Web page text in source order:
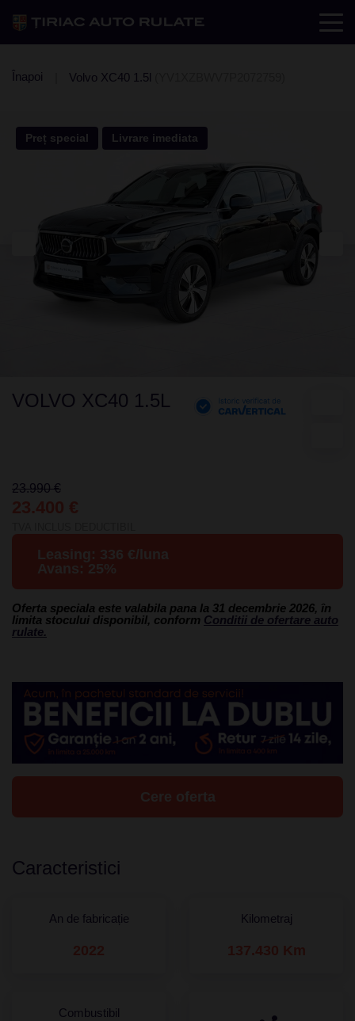
Înapoi Volvo XC40 1.5l
Preț special Livrare imediata
VOLVO XC40 1.5L
23.990 €
23.400 €
Leasing: 336 €/luna
Avans: 25%
Oferta speciala este valabila pana la 31 decembrie 2026, în
limita stocului disponibil, conform Conditii de ofertare auto
rulate.
Cere oferta
Caracteristici
An de fabricație
2022
Kilometraj
137.430 Km
Combustibil